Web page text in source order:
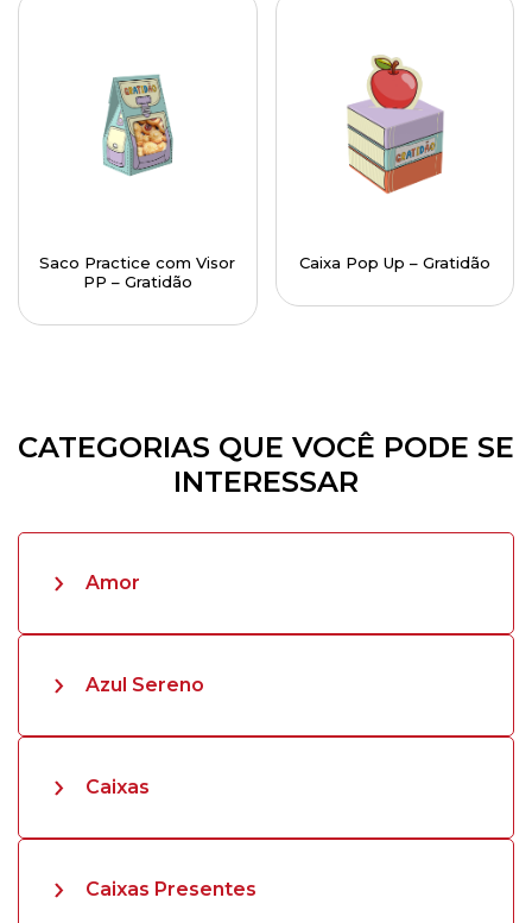
Saco Practice com Visor
PP – Gratidão
Caixa Pop Up – Gratidão
CATEGORIAS QUE VOCÊ PODE SE
INTERESSAR
Amor
Azul Sereno
Caixas
Caixas Presentes